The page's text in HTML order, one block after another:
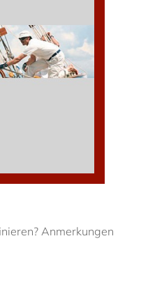
Anmerkungen